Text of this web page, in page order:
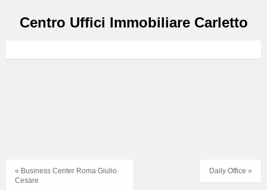
Centro Uffici Immobiliare Carletto
Daily Office »
« Business Center Roma Giulio
Cesare